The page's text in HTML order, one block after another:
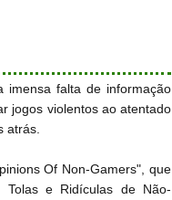
imensa falta de informação
jogos violentos ao atentado
atrás.
Of Non-Gamers", que
Tolas e Ridículas de Não-